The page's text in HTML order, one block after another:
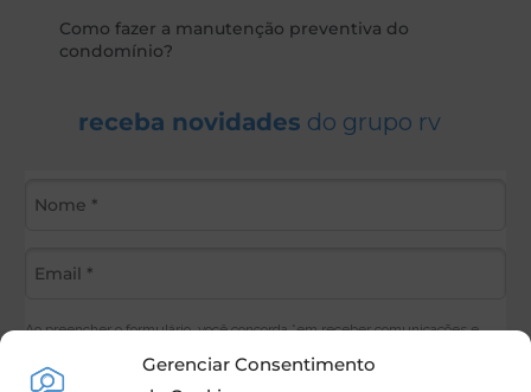
Gerenciar Consentimento
Como fazer a manutenção preventiva do
condomínio?
receba novidades do grupo rv
Ao preencher o formulário, você concorda *em receber comunicações e
poderemos enviar informações sobre produtos e serviços. Ao informar seus
dados, você concorda com a